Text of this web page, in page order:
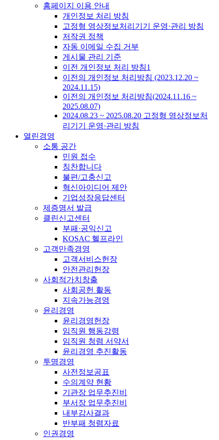
홈페이지 이용 안내
개인정보 처리 방침
고정형 영상정보처리기기 운영·관리 방침
저작권 정책
자동 이메일 수집 거부
게시물 관리 기준
이전 개인정보 처리 방침1
이전의 개인정보 처리방침 (2023.12.20 ~
2024.11.15)
이전의 개인정보 처리방침(2024.11.16 ~
2025.08.07)
2024.08.23 ~ 2025.08.20 고정형 영상정보처
리기기 운영·관리 방침
열린경영
소통 공간
민원 접수
칭찬합니다
불편/고충신고
혁신아이디어 제안
기업성장응답센터
제증명서 발급
클린신고센터
부패·공익신고
KOSAC 헬프라인
고객만족경영
고객서비스헌장
안전관리헌장
사회적가치창출
사회공헌 활동
지속가능경영
윤리경영
윤리경영헌장
임직원 행동강령
임직원 청렴 서약서
윤리경영 추진활동
투명경영
사전정보공표
수의계약 현황
기관장 업무추진비
부서장 업무추진비
내부감사결과
반부패 청렴자료
인권경영